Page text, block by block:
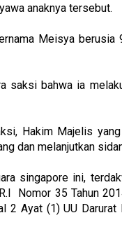
anaknya tersebut.
Meisya
saksi bahwa ia
Hakim Majelis
dan melanjutkan
singapore ini,
Nomor 35 Tahun
2 Ayat (1) UU